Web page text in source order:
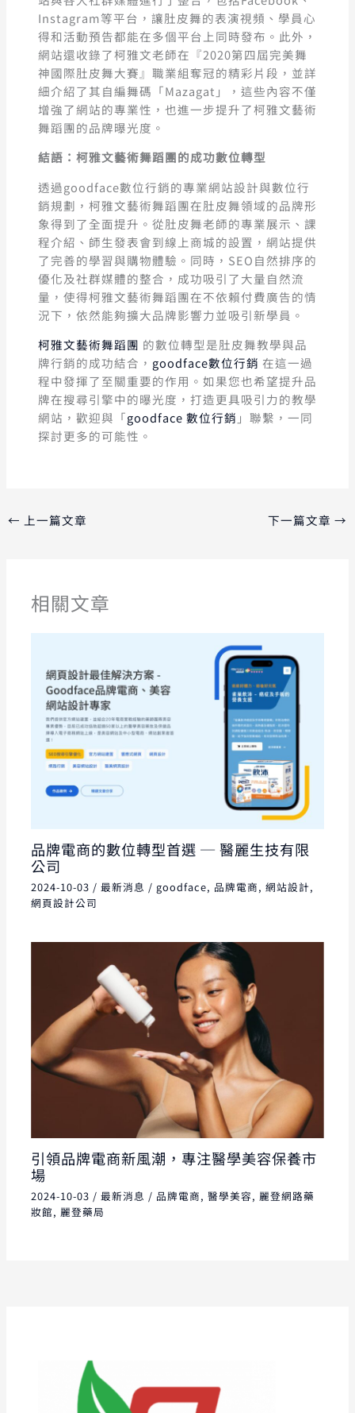
Instagram等平台，讓肚皮舞的表演視頻、學員心
得和活動預告都能在多個平台上同時發布。此外，
網站還收錄了柯雅文老師在『2020第四屆完美舞
神國際肚皮舞大賽』職業組奪冠的精彩片段，並詳
細介紹了其自編舞碼「Mazagat」，這些內容不僅
增強了網站的專業性，也進一步提升了柯雅文藝術
舞蹈團的品牌曝光度。
結語：柯雅文藝術舞蹈團的成功數位轉型
透過goodface數位行銷的專業網站設計與數位行
銷規劃，柯雅文藝術舞蹈團在肚皮舞領域的品牌形
象得到了全面提升。從肚皮舞老師的專業展示、課
程介紹、師生發表會到線上商城的設置，網站提供
了完善的學習與購物體驗。同時，SEO自然排序的
優化及社群媒體的整合，成功吸引了大量自然流
量，使得柯雅文藝術舞蹈團在不依賴付費廣告的情
況下，依然能夠擴大品牌影響力並吸引新學員。
柯雅文藝術舞蹈團 的數位轉型是肚皮舞教學與品
牌行銷的成功結合， goodface數位行銷 在這一過
程中發揮了至關重要的作用。如果您也希望提升品
牌在搜尋引擎中的曝光度，打造更具吸引力的教學
網站，歡迎與「goodface 數位行銷 」聯繫，一同
探討更多的可能性。
← 上一篇文章 下一篇文章→
相關文章
品牌電商的數位轉型首選 ─ 醫麗生技有限
公司
2024-10-03 /最新消息 / goodface, 品牌電商,網站設計,
網頁設計公司
引領品牌電商新風潮，專注醫學美容保養市
場
2024-10-03 /最新消息 / 品牌電商,醫學美容,麗登網路藥
妝館,麗登藥局